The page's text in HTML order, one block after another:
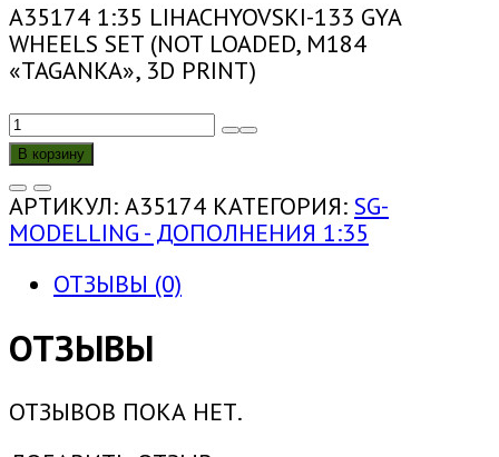
A35174 1:35 LIHACHYOVSKI-133 GYA
WHEELS SET (NOT LOADED, M184
«TAGANKA», 3D PRINT)
КОЛИЧЕСТВО
ТОВАРА
A35174
1:35
КОМПЛЕКТ
КОЛЕС
ДЛЯ
ЛИХАЧЁВСКИЙ-133ГЯ
(БЕЗ
НАГРУЗКИ,
«ТАГАНКА»,
В корзину
АРТИКУЛ: A35174 КАТЕГОРИЯ: SG-
MODELLING - ДОПОЛНЕНИЯ 1:35
ОТЗЫВЫ (0)
ОТЗЫВЫ
ОТЗЫВОВ ПОКА НЕТ.